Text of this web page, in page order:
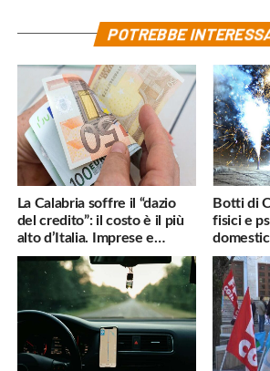
POTREBBE
La Calabria soffre il “dazio
del credito”: il costo è il più
alto d’Italia. Imprese e
famiglie penalizzate
Botti di
fisici e
utili